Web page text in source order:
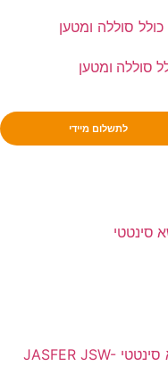
לתשלום מיידי
סינטטי